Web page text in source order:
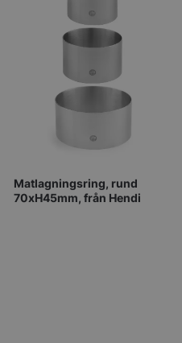
Matlagningsring, rund
70xH45mm, från Hendi